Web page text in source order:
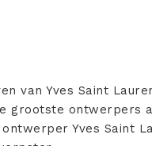
van Yves Saint
grootste ontwerpers
Yves Saint